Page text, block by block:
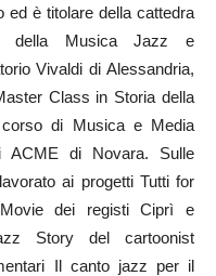
ed è titolare della cattedra
della Musica Jazz e
Vivaldi di Alessandria,
Class in Storia della
di Musica e Media
ACME di Novara. Sulle
ai progetti Tutti for
dei registi Ciprì e
Story del cartoonist
Il canto jazz per il